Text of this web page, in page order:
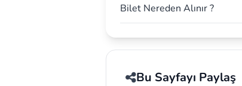
Bilet Nereden Alınır ?
Bu Sayfayı Paylaş